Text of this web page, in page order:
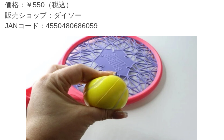
価格：￥550（税込）
販売ショップ：ダイソー
JANコード：4550480686059